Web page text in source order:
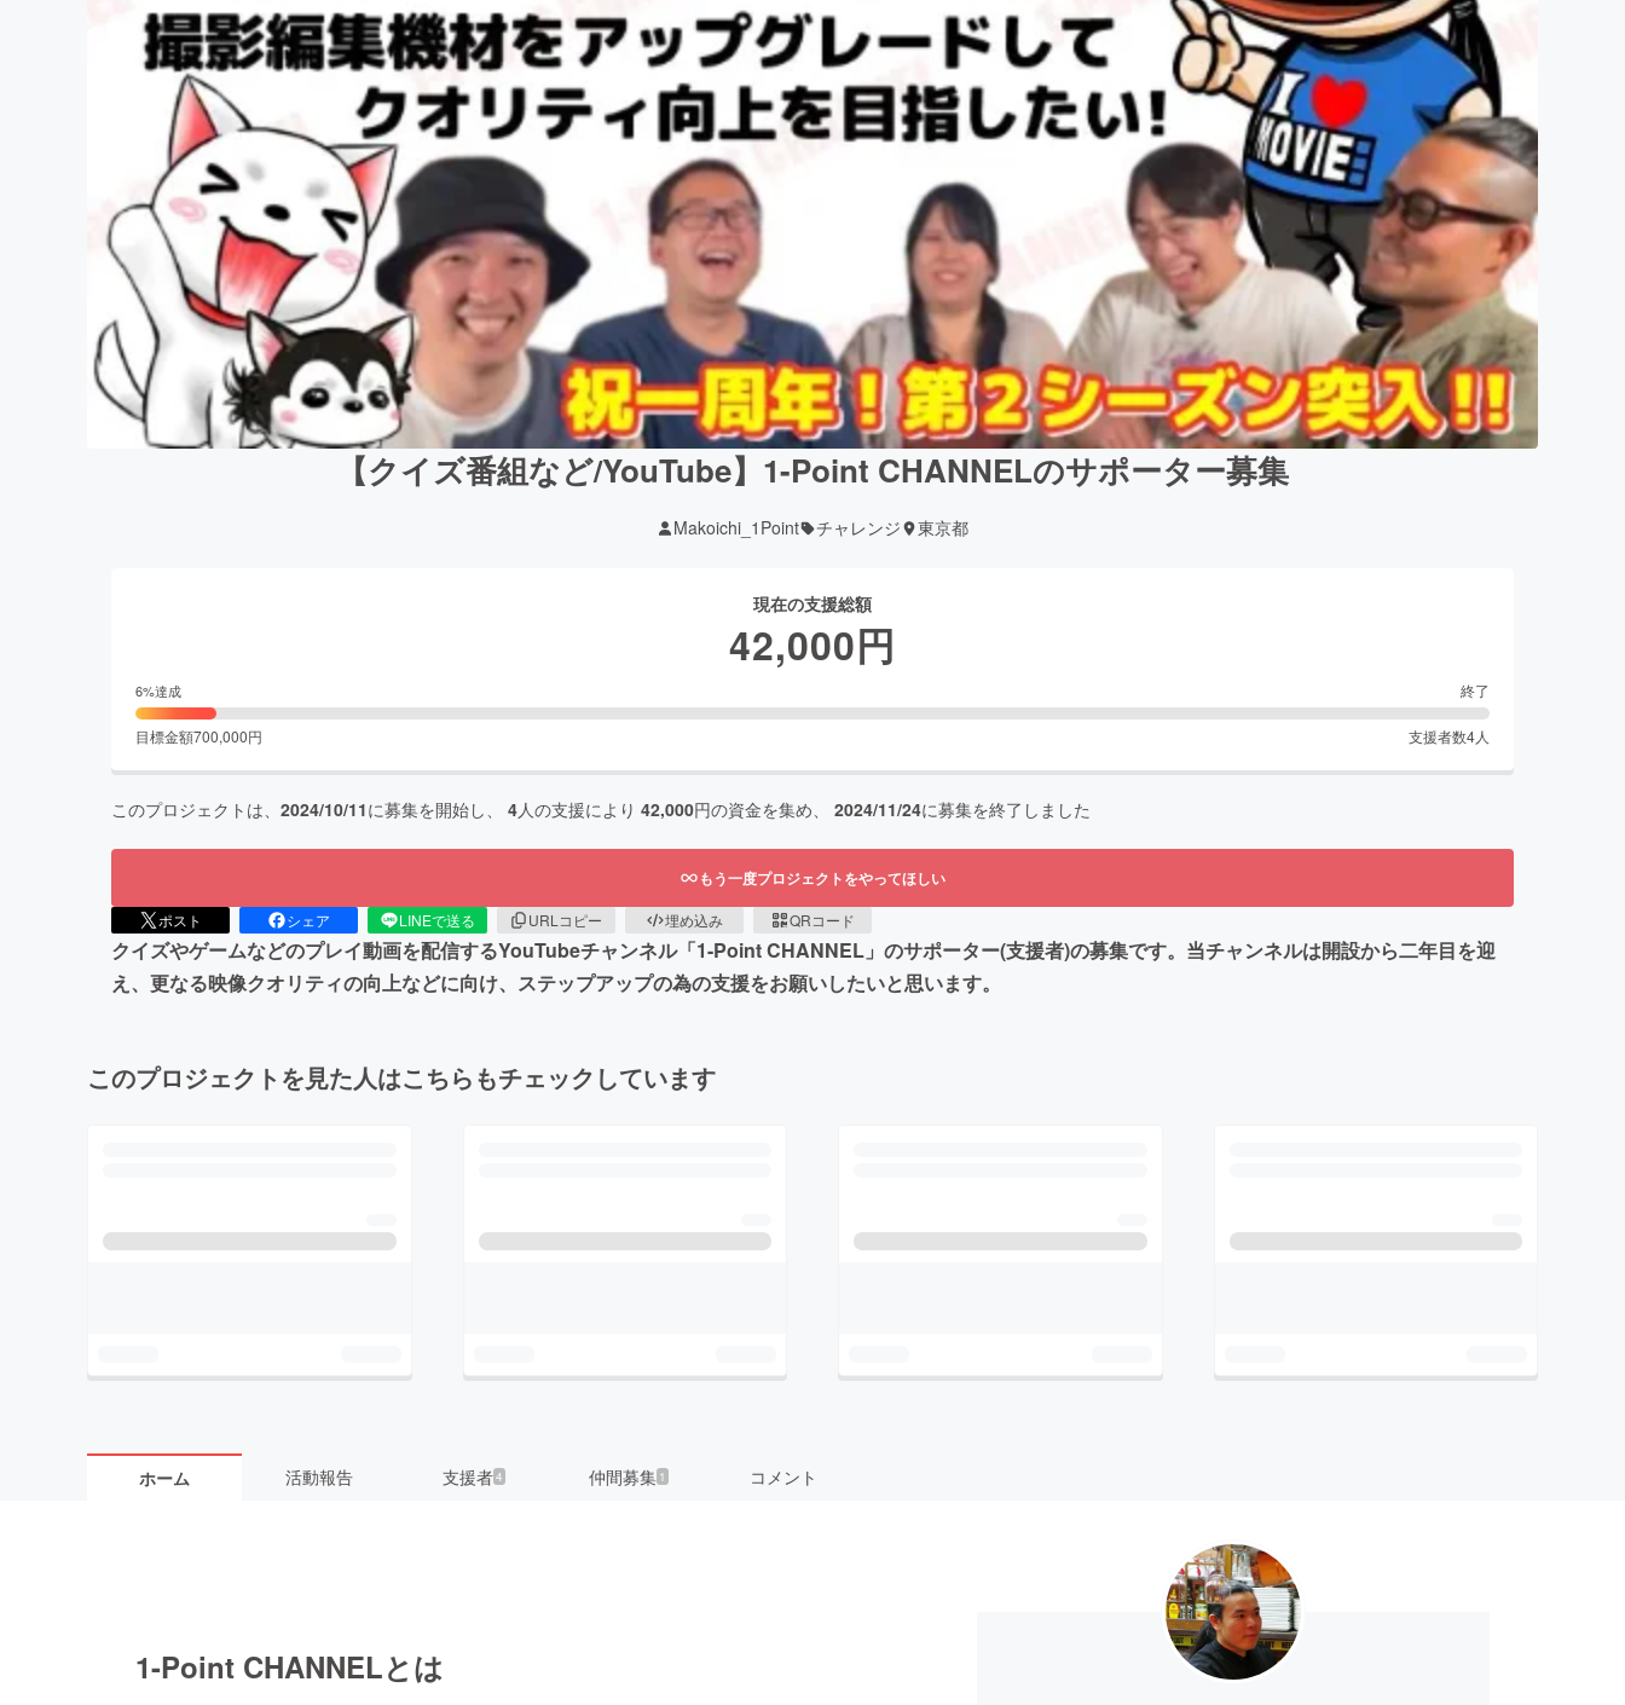
【クイズ番組など/YouTube】1-Point CHANNELのサポーター募集
Makoichi_1Point チャレンジ 東京都
現在の支援総額
42,000円
6%達成 終了
目標金額700,000円 支援者数4人
このプロジェクトは、 2024/10/11に募集を開始し、 4人の支援により 42,000円の資金を集め、 2024/11/24に募集を終了しました
もう一度プロジェクトをやってほしい
ポスト シェア LINEで送る URLコピー 埋め込み QRコード
クイズやゲームなどのプレイ動画を配信するYouTubeチャンネル「1-Point CHANNEL」のサポーター(支援者)の募集です。当チャンネルは開設から二年目を迎
え、更なる映像クオリティの向上などに向け、ステップアップの為の支援をお願いしたいと思います。
このプロジェクトを見た人はこちらもチェックしています
ホーム 活動報告 支援者4 仲間募集 1 コメント
1-Point CHANNELとは